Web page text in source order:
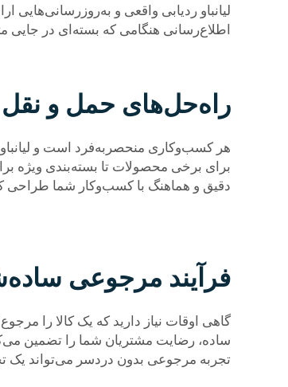
لیانباو ردیابی واقعی و
اطلاع‌رسانی هنگامی که بسته‌ای در جایی
راه‌حل‌های حمل و
هر کسب‌وکاری منحصربه‌فرد است و
برای برخی محصولات تا بسته‌بندی ویژه
دقیق و هماهنگ با کسب‌وکار شما طراحی
فرآیند مرجوعی
گاهی اوقات نیاز دارید که یک کالا را
ساده، رضایت مشتریان شما را تضمین
تجربه مرجوعی بدون دردسر می‌تواند یک